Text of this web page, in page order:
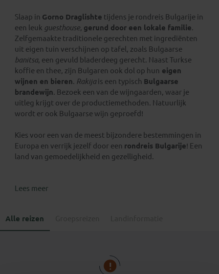
Slaap in Gorno Draglishte tijdens je rondreis Bulgarije in
een leuk guesthouse, gerund door een lokale familie.
Zelfgemaakte traditionele gerechten met ingrediënten
uit eigen tuin verschijnen op tafel, zoals Bulgaarse
banitsa, een gevuld bladerdeeg gerecht. Naast Turkse
koffie en thee, zijn Bulgaren ook dol op hun eigen
wijnen en bieren. Rakijais een typisch Bulgaarse
brandewijn. Bezoek een van de wijngaarden, waar je
uitleg krijgt over de productiemethoden. Natuurlijk
wordt er ook Bulgaarse wijn geproefd!
Kies voor een van de meest bijzondere bestemmingen in
Europa en verrijk jezelf door een rondreis Bulgarije! Een
land van gemoedelijkheid en gezelligheid.
Lees meer
Alle reizen